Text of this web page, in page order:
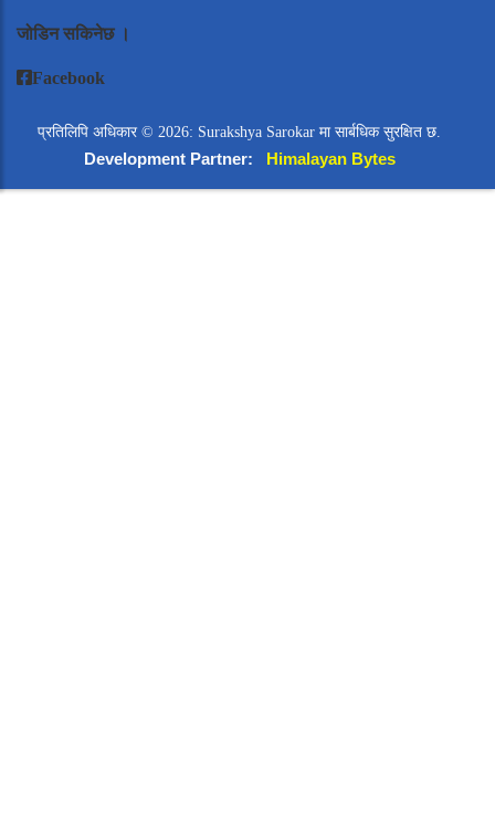
जोडिन सकिनेछ ।
Facebook
प्रतिलिपि अधिकार © 2026: Surakshya Sarokar मा सार्बधिक सुरक्षित छ.
Development Partner: Himalayan Bytes